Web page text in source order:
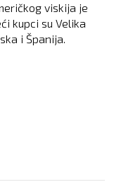
viskija je
kupci su Velika
i Španija.